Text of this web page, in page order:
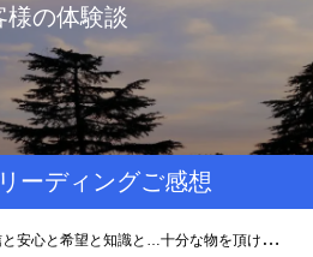
ーディングご感想
様の体験談
と知識と…十分な物を頂けました。 素晴らしい能力とお人柄に感謝申し上げます。』